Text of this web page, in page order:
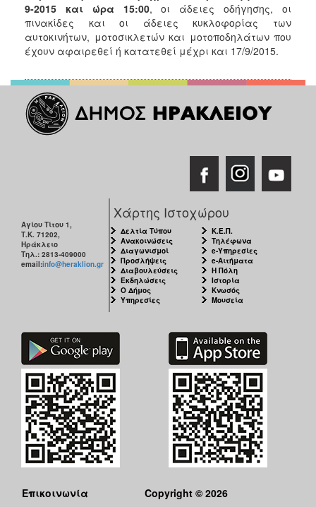
2011
2010
2006
ΤΟΠΟΣ
9-2015 και ώρα 15:00, οι άδειες οδήγησης, οι
πινακίδες και οι άδειες κυκλοφορίας των
αυτοκινήτων, μοτοσικλετών και μοτοποδηλάτων που
έχουν αφαιρεθεί ή κατατεθεί μέχρι και 17/9/2015.
Αγίου Τίτου 1,
Τ.Κ. 71202,
Ηράκλειο
Τηλ.: 2813-409000
email:info@heraklion.gr
Χάρτης Ιστοχώρου
Δελτία Τύπου
Ανακοινώσεις
Διαγωνισμοί
Προσλήψεις
Διαβουλεύσεις
Εκδηλώσεις
Ο Δήμος
Υπηρεσίες
Κ.Ε.Π.
Τηλέφωνα
e-Υπηρεσίες
e-Αιτήματα
Η Πόλη
Ιστορία
Κνωσός
Μουσεία
Επικοινωνία Copyright © 2026